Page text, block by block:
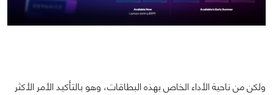
ولكن من ناحية الأداء الخاص بهذه البطاقات، وهو بالتأكيد الأمر الأكثر